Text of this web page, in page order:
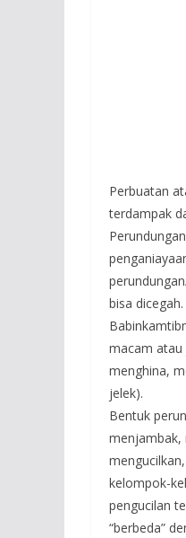
Perbuatan
terdampak
bisa dicegah.
macam atau
menghina,
jelek).
Bentuk
menjambak,
kelompok-
pengucilan
“berbeda”